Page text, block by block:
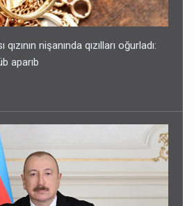
nişanında qızılları oğurladı:
aparıb